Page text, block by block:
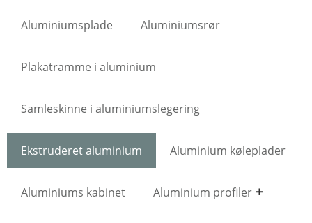
Aluminiumsplade Aluminiumsrør
Plakatramme i aluminium
Samleskinne i aluminiumslegering
Ekstruderet aluminium Aluminium køleplader
Aluminiums kabinet Aluminium profiler